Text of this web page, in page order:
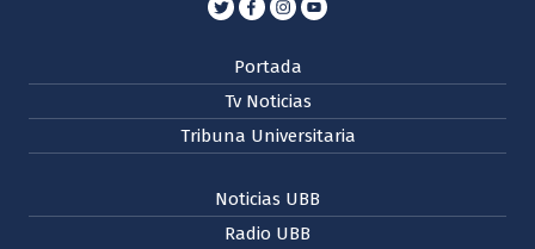
Portada
Tv Noticias
Tribuna Universitaria
Noticias UBB
Radio UBB